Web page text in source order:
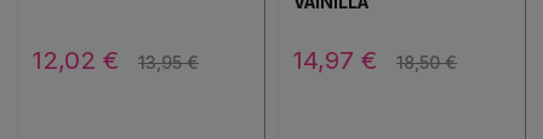
12,02 € 13,95 € 14,97 € 18,50 €